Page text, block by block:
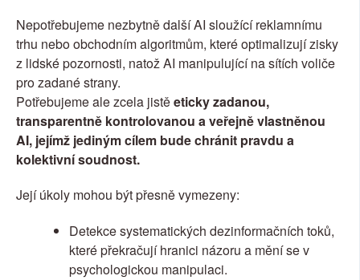
Nepotřebujeme nezbytně další AI sloužící reklamnímu
trhu nebo obchodním algoritmům, které optimalizují zisky
z lidské pozornosti, natož AI manipulující na sítích voliče
pro zadané strany.
Potřebujeme ale zcela jistě eticky zadanou,
transparentně kontrolovanou a veřejně vlastněnou
AI, jejímž jediným cílem bude chránit pravdu a
kolektivní soudnost.
Její úkoly mohou být přesně vymezeny:
Detekce systematických dezinformačních toků,
které překračují hranici názoru a mění se v
psychologickou manipulaci.